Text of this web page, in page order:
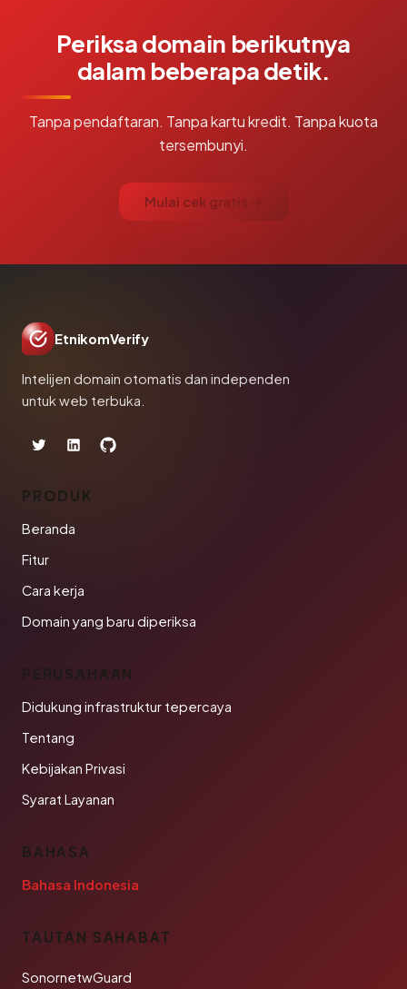
Periksa domain berikutnya
dalam beberapa detik.
Tanpa pendaftaran. Tanpa kartu kredit. Tanpa kuota
tersembunyi.
Mulai cek gratis →
EtnikomVerify
Intelijen domain otomatis dan independen
untuk web terbuka.
PRODUK
Beranda
Fitur
Cara kerja
Domain yang baru diperiksa
PERUSAHAAN
Didukung infrastruktur tepercaya
Tentang
Kebijakan Privasi
Syarat Layanan
BAHASA
Bahasa Indonesia
TAUTAN SAHABAT
SonornetwGuard